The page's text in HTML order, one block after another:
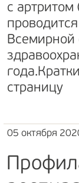
с
Всемирной
страницу
05 октября